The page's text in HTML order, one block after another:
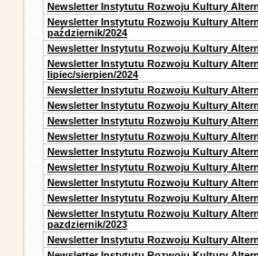
Newsletter Instytutu Rozwoju Kultury
Newsletter Instytutu Rozwoju Kultury
październik/2024
Newsletter Instytutu Rozwoju Kultury
Newsletter Instytutu Rozwoju Kultury
lipiec/sierpien/2024
Newsletter Instytutu Rozwoju Kultury
Newsletter Instytutu Rozwoju Kultury
Newsletter Instytutu Rozwoju Kultury
Newsletter Instytutu Rozwoju Kultury
Newsletter Instytutu Rozwoju Kultury
Newsletter Instytutu Rozwoju Kultury
Newsletter Instytutu Rozwoju Kultury
Newsletter Instytutu Rozwoju Kultury
Newsletter Instytutu Rozwoju Kultury
pazdziernik/2023
Newsletter Instytutu Rozwoju Kultury